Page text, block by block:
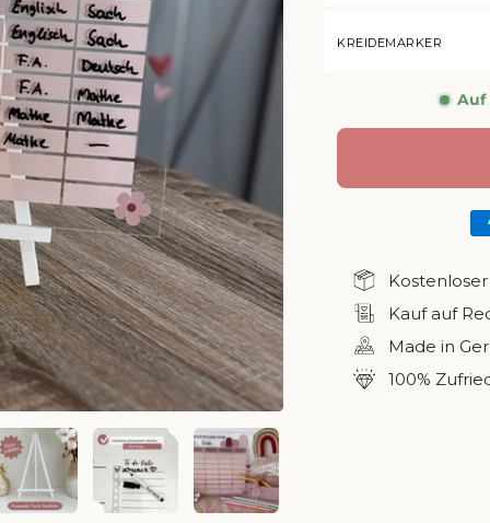
KREIDEMARKER
Auf
Kauf auf
Made in
100%